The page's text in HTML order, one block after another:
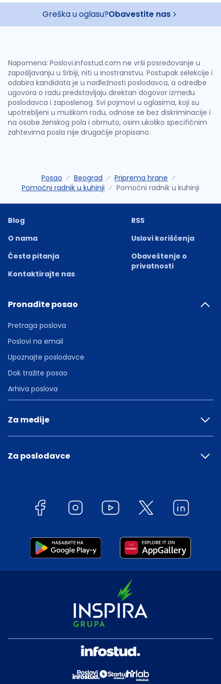
Greška u oglasu?Obavestite nas
Napomena: Poslovi.infostud.com ne vrši posredovanje u
zapošljavanju u Srbiji, niti u inostranstvu. Postupak selekcije i
odabira kandidata je u nadležnosti poslodavca, a odredbe
ugovora o radu predstavljaju direktan dogovor između
poslodavca i zaposlenog. Svi pojmovi u oglasima, koji su
upotrebljeni u muškom rodu, odnose se bez diskriminacije i
na osobe ženskog pola i obrnuto, osim ukoliko specifičnim
zahtevima posla nije drugačije propisano.
Posao Beograd
Priprema hrane
Pomoćni radnik u kuhinji
Pomoćni radnik u kuhinji
Blog
O nama
Česta pitanja
Kontaktirajte nas
RSS
Uslovi korišćenja
Obaveštenje o
privatnosti
Pronađite posao
Pretraga poslova
Poslovi na email
Upoznajte poslodavce
Dok tražite posao
Arhiva poslova
Za medije
Za poslodavce